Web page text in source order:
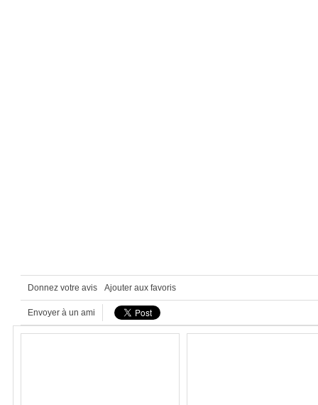
Donnez votre avis Ajouter aux favoris
Envoyer à un ami